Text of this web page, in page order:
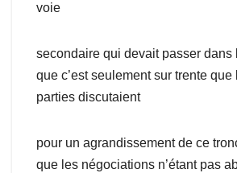
voie
secondaire qui devait passer dans
que c’est seulement sur trente que
parties discutaient
pour un agrandissement de ce
que les négociations n’étant pas